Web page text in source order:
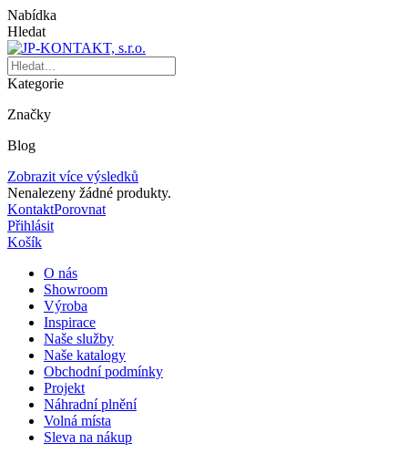
Nabídka
Hledat
Kategorie
Značky
Blog
Zobrazit více výsledků
Nenalezeny žádné produkty.
KontaktPorovnat
Přihlásit
Košík
O nás
Showroom
Výroba
Inspirace
Naše služby
Naše katalogy
Obchodní podmínky
Projekt
Náhradní plnění
Volná místa
Sleva na nákup